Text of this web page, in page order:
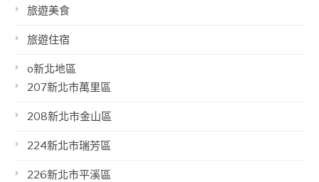
旅遊美食
旅遊住宿
o新北地區
207新北市萬里區
208新北市金山區
224新北市瑞芳區
226新北市平溪區